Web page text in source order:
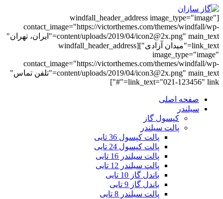
[windfall_header_address image_type="image"
contact_image="https://victorthemes.com/themes/windfall/wp-
content/uploads/2019/04/icon2@2x.png" main_text="ایران، تهران"
link_text="میدان آزادی"][windfall_header_address
image_type="image"
contact_image="https://victorthemes.com/themes/windfall/wp-
content/uploads/2019/04/icon3@2x.png" main_text="تلفن تماس"
link_text="021-123456" link="#"]
صفحه اصلی
سیلندر
کپسول گاز
پالت سیلندر
پالت کپسول 36 تایی
پالت کپسول 24 تایی
پالت سیلندر 16 تایی
پالت سیلندر 12 تایی
باندل گاز 10 تایی
باندل گاز 9 تایی
پالت سیلندر 8 تایی